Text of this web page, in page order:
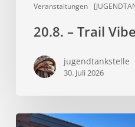
Veranstaltungen
20.8. – Trail
jugendtankstelle
30. Juli 2026
Sommer,